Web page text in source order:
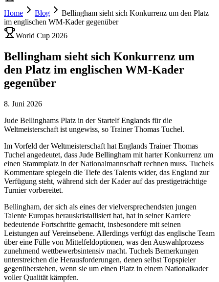
Home Blog
Bellingham sieht sich Konkurrenz um den Platz
im englischen WM-Kader gegenüber
World Cup 2026
Bellingham sieht sich Konkurrenz um
den Platz im englischen WM-Kader
gegenüber
8. Juni 2026
Jude Bellinghams Platz in der Startelf Englands für die
Weltmeisterschaft ist ungewiss, so Trainer Thomas Tuchel.
Im Vorfeld der Weltmeisterschaft hat Englands Trainer Thomas
Tuchel angedeutet, dass Jude Bellingham mit harter Konkurrenz um
einen Stammplatz in der Nationalmannschaft rechnen muss. Tuchels
Kommentare spiegeln die Tiefe des Talents wider, das England zur
Verfügung steht, während sich der Kader auf das prestigeträchtige
Turnier vorbereitet.
Bellingham, der sich als eines der vielversprechendsten jungen
Talente Europas herauskristallisiert hat, hat in seiner Karriere
bedeutende Fortschritte gemacht, insbesondere mit seinen
Leistungen auf Vereinsebene. Allerdings verfügt das englische Team
über eine Fülle von Mittelfeldoptionen, was den Auswahlprozess
zunehmend wettbewerbsintensiv macht. Tuchels Bemerkungen
unterstreichen die Herausforderungen, denen selbst Topspieler
gegenüberstehen, wenn sie um einen Platz in einem Nationalkader
voller Qualität kämpfen.